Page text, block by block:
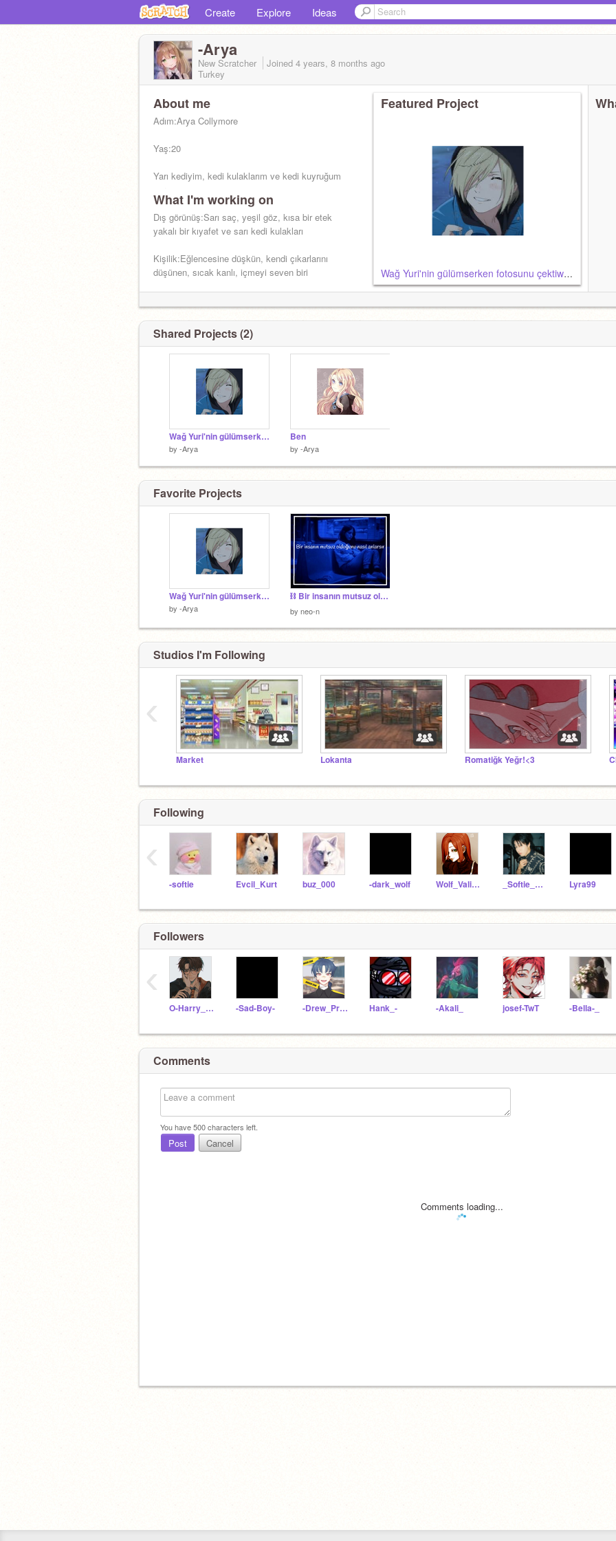
Create Explore Ideas
-Arya
New Scratcher Joined 4 years, 8 months ago
Turkey
About me
Adım:Arya Collymore
Yaş:20
Yarı kediyim, kedi kulaklarım ve kedi kuyruğum
Sew:Uhm- Karışık
What I'm working on
Dış görünüş:Sarı saç, yeşil göz, kısa bir etek
yakalı bir kıyafet ve sarı kedi kulakları
Kişilik:Eğlencesine düşkün, kendi çıkarlarını
düşünen, sıcak kanlı, içmeyi seven biri
Featured Project
Wağ Yuri'nin gülümserken fotosunu çektiwm :>
Shared Projects (2)
Wağ Yuri'nin gülümserken fotosunu çektiwm :>
by -Arya
Ben
by -Arya
Favorite Projects
Wağ Yuri'nin gülümserken fotosunu çektiwm :>
by -Arya
⛓ Bir insanın mutsuz olduğunu nasıl anlarsın ?
by neo-n
Studios I'm Following
Market Lokanta Romatiğk Yeğr!<3
‹
Following
-softie Evcil_Kurt buz_000 -dark_wolf Wolf_Valiente _Softie_Blackpink_ Lyra99
‹
Followers
O-Harry_Potter-O -Sad-Boy- -Drew_Pride- Hank_- -Akali_ josef-TwT -Bella-_
‹
Comments
You have500characters left.
Post Cancel
Comments loading...